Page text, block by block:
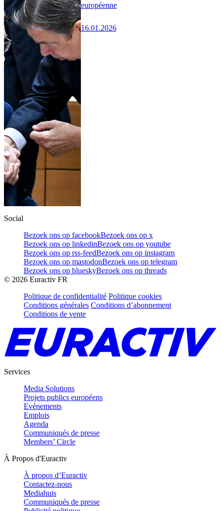
européenne
16.01.2026
Social
Bezoek ons op facebookBezoek ons op x
Bezoek ons op linkedinBezoek ons op youtube
Bezoek ons op rss-feedBezoek ons op instagram
Bezoek ons op mastodonBezoek ons op telegram
Bezoek ons op blueskyBezoek ons op threads
© 2026 Euractiv FR
Politique de confidentialité Politique cookies
Conditions générales Conditions d’abonnement
Conditions de vente
Services
Media Solutions
Projets publics européens
Evénements
Emplois
Agenda
Communiqués de presse
Members’ Circle
À Propos d'Euractiv
À propos d’Euractiv
Contactez-nous
Mediahuis
Communiqués de presse